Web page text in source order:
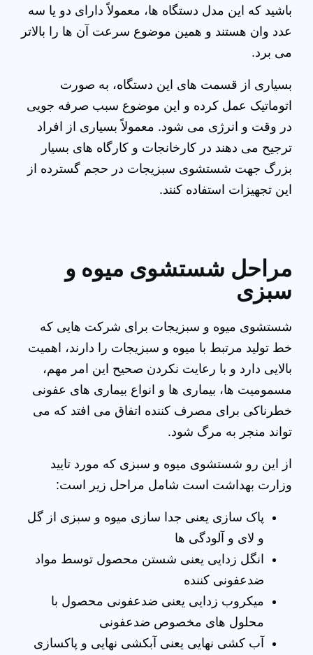
باشید که این مدل دستگاه‌ ها، معمولاً دارای دو یا سه
عدد وان هستند و همین موضوع سرعت آن ها را بالاتر
می‌ برد.
بسیاری از قسمت‌ های این دستگاه، به صورت
اتوماتیک عمل کرده و این موضوع سبب صرفه‌ جویی
در وقت و انرژی می‌ شود. معمولاً بسیاری از افراد
ترجیح می‌ دهند در کارخانجات و کارگاه‌ های بسیار
بزرگ جهت شستشوی سبزیجات در حجم گسترده از
این تجهیزات استفاده کنند.
مراحل شستشوی میوه و
سبزی
شستشوی میوه و سبزیجات برای شرکت هایی که
خط تولید مرتبط با میوه و سبزیجات را دارند، اهمیت
بالایی دارد و با رعایت نکردن صحیح این امر مهم،
مسمومیت ها، بیماری ها و انواع بیماری های عفونی
خطرناکی برای مصرف کننده اتفاق می افتد که می
تواند منجر به مرگ شود.
از این رو شستشوی میوه و سبزی که مورد تایید
وزارت بهداشت است شامل مراحل زیر است:
پاک سازی یعنی جدا سازی میوه و سبزی از گل
و لای و آلودگی ها
انگل زدایی یعنی شستن محصول توسط مواد
ضدعفونی کننده
میکروب زدایی یعنی ضدعفونی محصول با
محلول های مخصوص ضدعفونی
آب کشی نهایی یعنی آبکشی نهایی و پاکسازی